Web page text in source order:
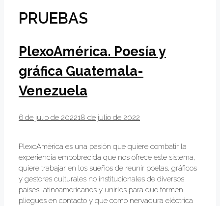
PRUEBAS
PlexoAmérica. Poesía y
gráfica Guatemala-
Venezuela
6 de julio de 202218 de julio de 2022
PlexoAmérica es una pasión que quiere combatir la
experiencia empobrecida que nos ofrece este sistema,
quiere trabajar en los sueños de reunir poetas, gráficos
y gestores culturales no institucionales de diversos
países latinoamericanos y unirlos para que formen
pliegues en contacto y que como nervadura eléctrica